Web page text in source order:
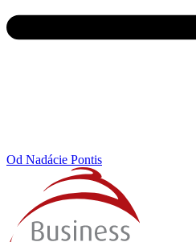
Od Nadácie Pontis